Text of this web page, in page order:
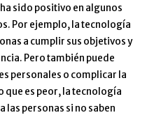
sido positivo en algunos
Por ejemplo, la tecnología
a cumplir sus objetivos y
Pero también puede
personales o complicar la
que es peor, la tecnología
las personas si no saben